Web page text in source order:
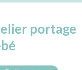
portage